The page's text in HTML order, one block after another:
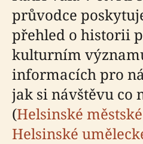
průvodce
přehled o historii
kulturním
informacích pro
jak si návštěvu co
(Helsinské
Helsinské